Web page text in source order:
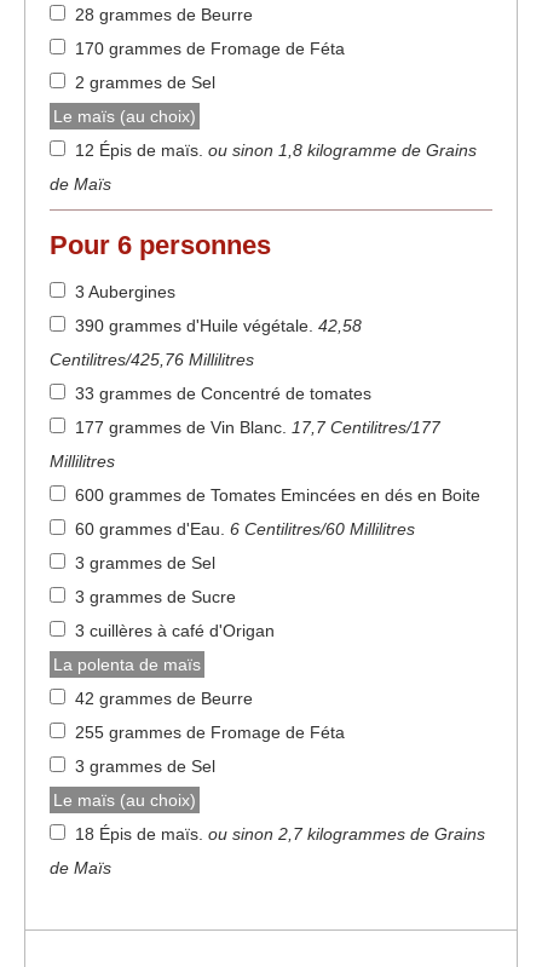
28 grammes de Beurre
170 grammes de Fromage de Féta
2 grammes de Sel
Le maïs (au choix)
12 Épis de maïs ou sinon 1,8 kilogramme de Grains
de Maïs
Pour 6 personnes
3 Aubergines
390 grammes d'Huile végétale 42,58
Centilitres/425,76 Millilitres
33 grammes de Concentré de tomates
177 grammes de Vin Blanc
17,7 Centilitres/177
Millilitres
600 grammes de Tomates Emincées en dés en Boite
60 grammes d'Eau 6 Centilitres/60 Millilitres
3 grammes de Sel
3 grammes de Sucre
3 cuillères à café d'Origan
La polenta de maïs
42 grammes de Beurre
255 grammes de Fromage de Féta
3 grammes de Sel
Le maïs (au choix)
18 Épis de maïs ou sinon 2,7 kilogrammes de Grains
de Maïs